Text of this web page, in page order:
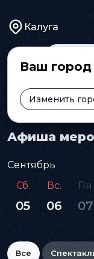
Калуга
Ваш город
Изменить
Главная Афиша
Афиша
Сентябрь
Сб.
05
Вс.
06
Пн.
07
Все